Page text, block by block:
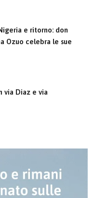
e ritorno: don
Ozuo celebra le sue
via Diaz e via